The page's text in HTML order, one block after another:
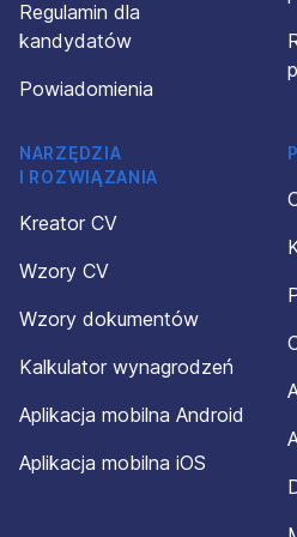
rodo@silverhand.eu, jak
danych osobowych było
że mogę wyrazić sprzeciw
osobowych oraz złożyć skargę
ich Administratorem, dr.
wiadomość drogą elektroniczną
rodo@silverhand.eu; tradycyjną
zatrudnienia Silverhand lub
SILVERHAND Dominik Matczak –
satysfakcjonujące zatrudnienie
Regulamin dla
kandydatów
Powiadomienia
NARZĘDZIA
I ROZWIĄZANIA
Kreator CV
Wzory CV
Wzory dokumentów
Kalkulator wynagrodzeń
Aplikacja mobilna Android
Aplikacja mobilna iOS